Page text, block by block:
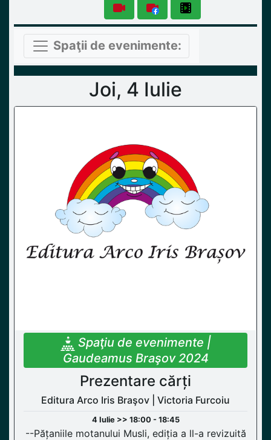
Spaţii de evenimente:
Joi, 4 Iulie
Spaţiu de evenimente |
Gaudeamus Braşov 2024
Prezentare cărți
Editura Arco Iris Braşov | Victoria Furcoiu
4 Iulie >> 18:00 - 18:45
--Pățaniile motanului Musli, ediția a ll-a revizuită